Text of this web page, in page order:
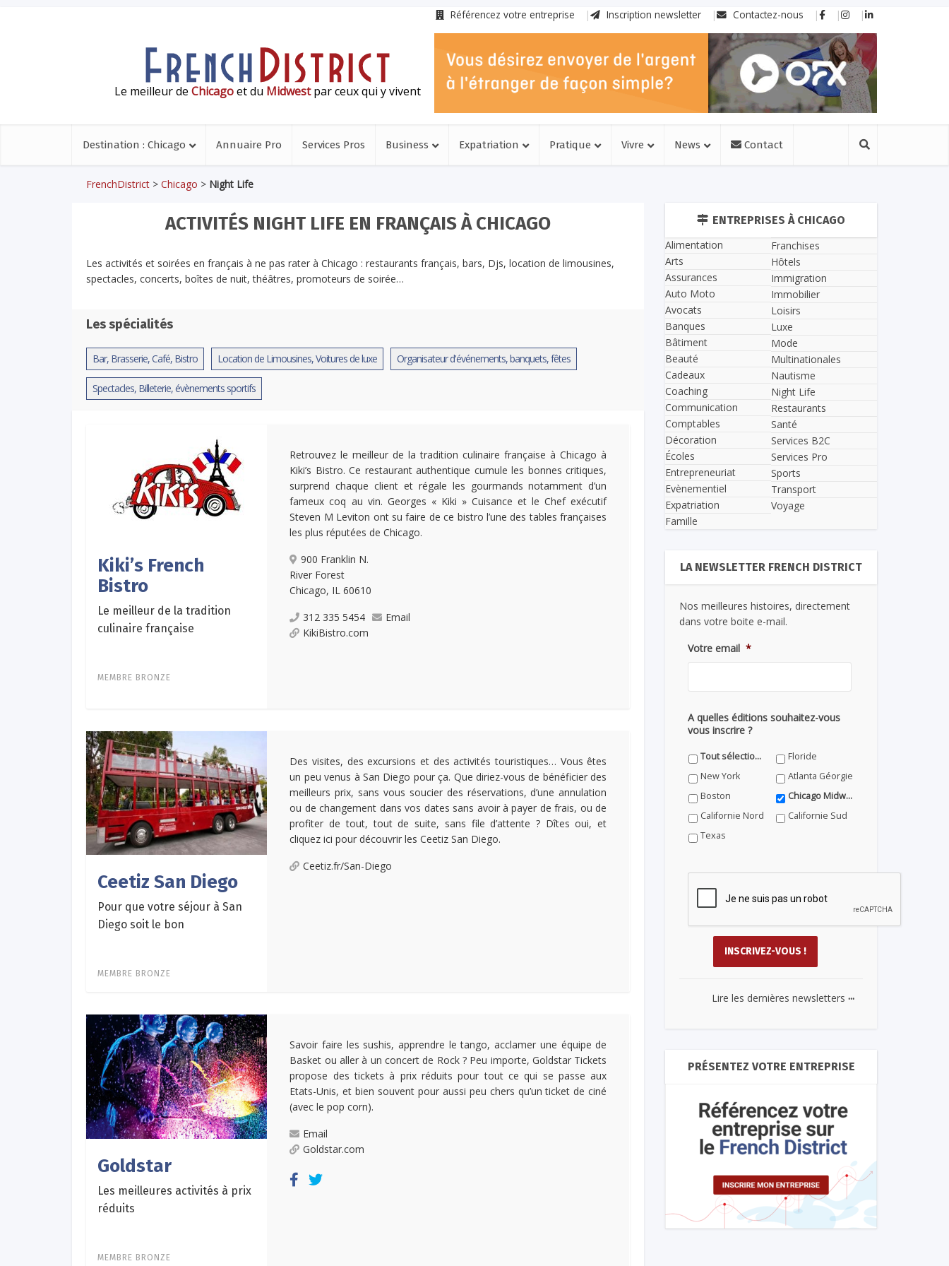
Référencez votre entreprise Inscription newsletter Contactez-nous
Le meilleur de Chicagoet du Midwestpar ceux qui y vivent
Destination : Chicago Annuaire Pro Services Pros Business Expatriation Pratique Vivre News Contact
FrenchDistrict > Chicago > Night Life
ACTIVITÉS NIGHT LIFE EN FRANÇAIS À CHICAGO
Les activités et soirées en français à ne pas rater à Chicago : restaurants français, bars, Djs, location de limousines,
spectacles, concerts, boîtes de nuit, théâtres, promoteurs de soirée…
Les spécialités
Bar, Brasserie, Café, Bistro Location de Limousines, Voitures de luxe Organisateur d'événements, banquets, fêtes
Spectacles, Billeterie, évènements sportifs
Kiki’s French
Bistro
Le meilleur de la tradition
culinaire française
MEMBRE BRONZE
Retrouvez le meilleur de la tradition culinaire française à Chicago à
Kiki’s Bistro. Ce restaurant authentique cumule les bonnes critiques,
surprend chaque client et régale les gourmands notamment d’un
fameux coq au vin. Georges « Kiki » Cuisance et le Chef exécutif
Steven M Leviton ont su faire de ce bistro l’une des tables françaises
les plus réputées de Chicago.
900 Franklin N.
River Forest
Chicago, IL 60610
312 335 5454
Email
KikiBistro.com
Ceetiz San Diego
Pour que votre séjour à San
Diego soit le bon
MEMBRE BRONZE
Des visites, des excursions et des activités touristiques… Vous êtes
un peu venus à San Diego pour ça. Que diriez-vous de bénéficier des
meilleurs prix, sans vous soucier des réservations, d’une annulation
ou de changement dans vos dates sans avoir à payer de frais, ou de
profiter de tout, tout de suite, sans file d’attente ? Dîtes oui, et
cliquez ici pour découvrir les Ceetiz San Diego.
Ceetiz.fr/San-Diego
Goldstar
Les meilleures activités à prix
réduits
MEMBRE BRONZE
Savoir faire les sushis, apprendre le tango, acclamer une équipe de
Basket ou aller à un concert de Rock ? Peu importe, Goldstar Tickets
propose des tickets à prix réduits pour tout ce qui se passe aux
Etats-Unis, et bien souvent pour aussi peu chers qu’un ticket de ciné
(avec le pop corn).
Email
Goldstar.com
ENTREPRISES À CHICAGO
Alimentation
Arts
Assurances
Auto Moto
Avocats
Banques
Bâtiment
Beauté
Cadeaux
Coaching
Communication
Comptables
Décoration
Écoles
Entrepreneuriat
Evènementiel
Expatriation
Famille
Franchises
Hôtels
Immigration
Immobilier
Loisirs
Luxe
Mode
Multinationales
Nautisme
Night Life
Restaurants
Santé
Services B2C
Services Pro
Sports
Transport
Voyage
LA NEWSLETTER FRENCH DISTRICT
Nos meilleures histoires, directement
dans votre boite e-mail.
Votre email *
A quelles éditions souhaitez-vous
vous inscrire ?
Tout sélectionner
Floride
New York
Atlanta Géorgie
Boston
Chicago Midwest
Californie Nord
Californie Sud
Texas
Lire les dernières newsletters ...
PRÉSENTEZ VOTRE ENTREPRISE